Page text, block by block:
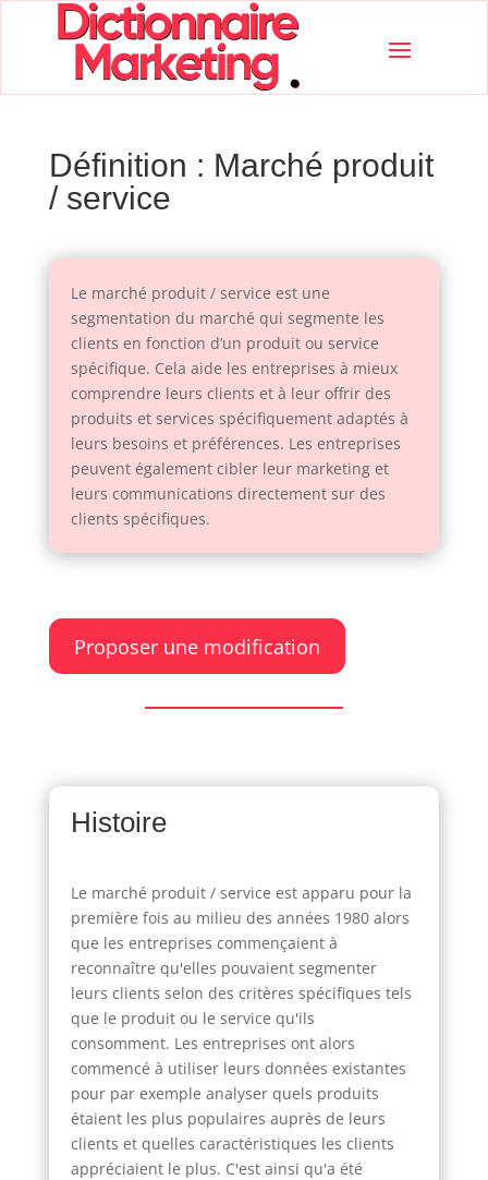
Définition : Marché produit
/ service
Le marché produit / service est une
segmentation du marché qui segmente les
clients en fonction d’un produit ou service
spécifique. Cela aide les entreprises à mieux
comprendre leurs clients et à leur offrir des
produits et services spécifiquement adaptés à
leurs besoins et préférences. Les entreprises
peuvent également cibler leur marketing et
leurs communications directement sur des
clients spécifiques.
Proposer une modification
Histoire
Le marché produit / service est apparu pour la
première fois au milieu des années 1980 alors
que les entreprises commençaient à
reconnaître qu'elles pouvaient segmenter
leurs clients selon des critères spécifiques tels
que le produit ou le service qu'ils
consomment. Les entreprises ont alors
commencé à utiliser leurs données existantes
pour par exemple analyser quels produits
étaient les plus populaires auprès de leurs
clients et quelles caractéristiques les clients
appréciaient le plus. C'est ainsi qu'a été